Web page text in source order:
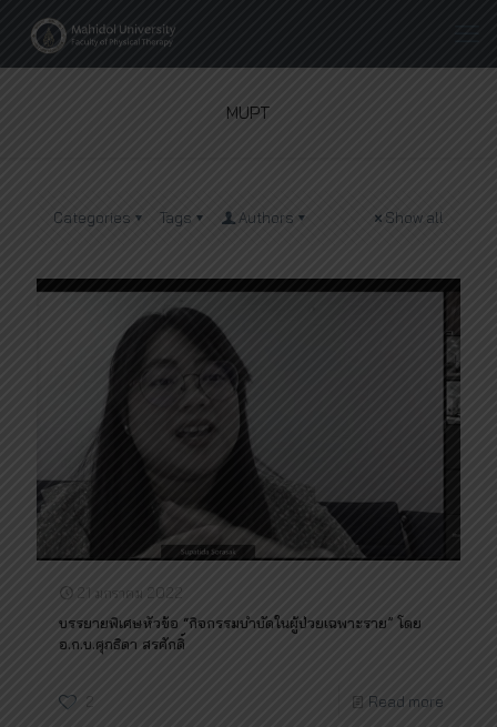
MUPT
Categories Tags Authors Show all
21 มกราคม 2022
บรรยายพิเศษหัวข้อ “กิจกรรมบำบัดในผู้ป่วยเฉพาะราย” โดย
อ.ก.บ.ศุภธิดา สรศักดิ์
2 Read more